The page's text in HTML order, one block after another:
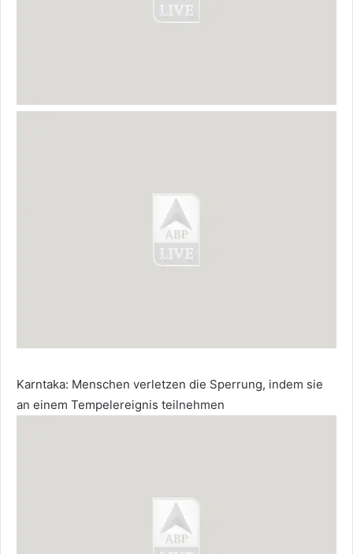
Karntaka: Menschen verletzen die Sperrung, indem sie
an einem Tempelereignis teilnehmen